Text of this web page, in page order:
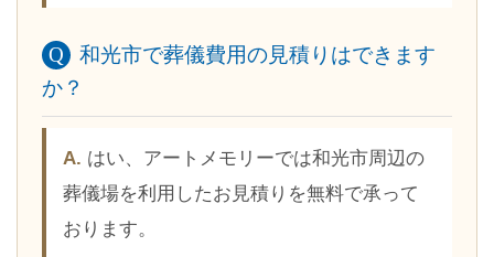
和光市で葬儀費用の見積りはできます
か？
はい、アートメモリーでは和光市周辺の
葬儀場を利用したお見積りを無料で承って
おります。